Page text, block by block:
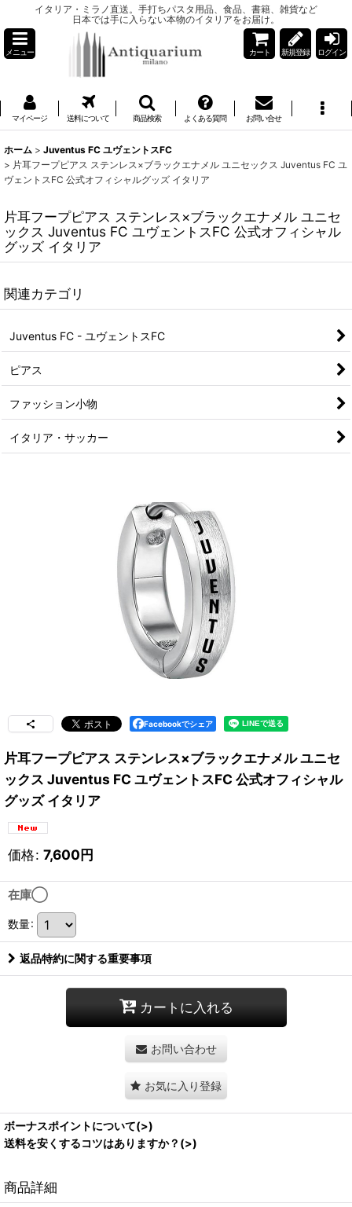
イタリア・ミラノ直送。手打ちパスタ用品、食品、書籍、雑貨など
日本では手に入らない本物のイタリアをお届け。
メニュー カート 新規登録 ログイン
マイページ 送料について 商品検索 よくある質問 お問い合せ
ホーム > Juventus FC ユヴェントスFC
> 片耳フープピアス ステンレス×ブラックエナメル ユニセックス Juventus FC ユ
ヴェントスFC 公式オフィシャルグッズ イタリア
片耳フープピアス ステンレス×ブラックエナメル ユニセ
ックス Juventus FC ユヴェントスFC 公式オフィシャル
グッズ イタリア
関連カテゴリ
Juventus FC - ユヴェントスFC
ピアス
ファッション小物
イタリア・サッカー
Facebookでシェア
片耳フープピアス ステンレス×ブラックエナメル ユニセ
ックス Juventus FC ユヴェントスFC 公式オフィシャル
グッズ イタリア
価格: 7,600円
在庫◯
数量:
返品特約に関する重要事項
カートに入れる
お問い合わせ
お気に入り登録
ボーナスポイントについて(>)
送料を安くするコツはありますか？(>)
商品詳細